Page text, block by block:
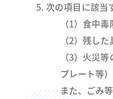
次の項目に該当
（1）食中
（2）残し
（3）火災
プレート等）
また、ごみ